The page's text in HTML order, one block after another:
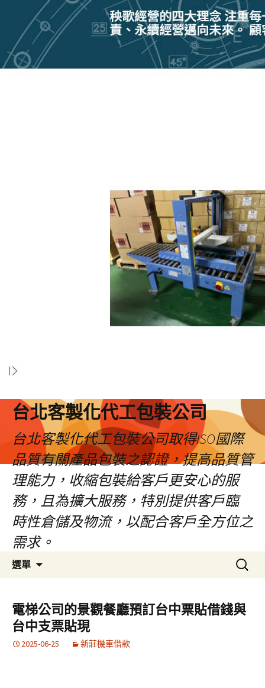
台北客製化代工包裝公司
台北客製化代工包裝公司取得ISO國際
品質有關產品包裝之認證，提高品質管
理能力，收縮包裝給客戶更安心的服
務，且為擴大服務，特別提供客戶臨
時性倉儲及物流，以配合客戶全方位之
需求。
選單
容
區
搜
尋
鍵
字:
電梯公司的景觀餐廳預訂台中票貼借錢與
台中支票貼現
2025-06-25 新莊機車借款